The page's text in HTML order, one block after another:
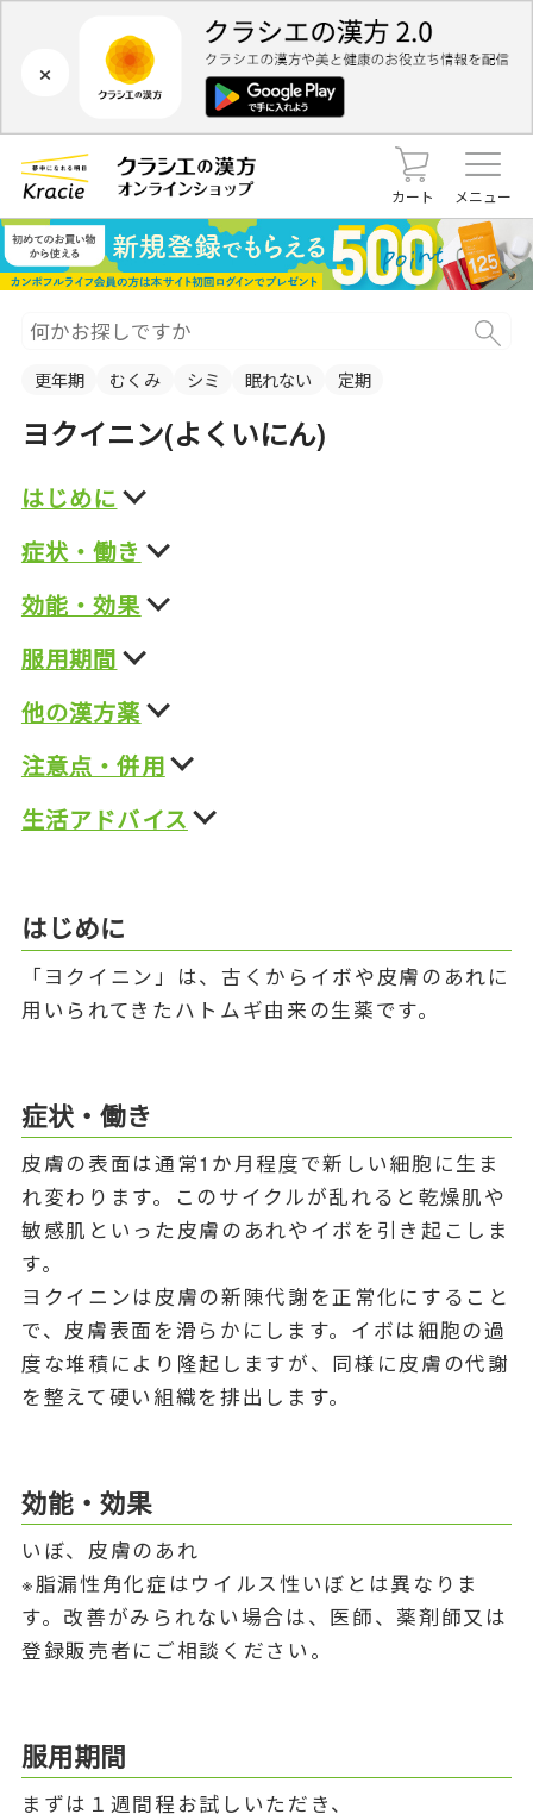
×
カート メニュー
更年期 むくみ シミ 眠れない 定期
ヨクイニン(よくいにん)
はじめに
症状・働き
効能・効果
服用期間
他の漢方薬
注意点・併用
生活アドバイス
はじめに
「ヨクイニン」は、古くからイボや皮膚のあれに
用いられてきたハトムギ由来の生薬です。
症状・働き
皮膚の表面は通常1か月程度で新しい細胞に生ま
れ変わります。このサイクルが乱れると乾燥肌や
敏感肌といった皮膚のあれやイボを引き起こしま
す。
ヨクイニンは皮膚の新陳代謝を正常化にすること
で、皮膚表面を滑らかにします。イボは細胞の過
度な堆積により隆起しますが、同様に皮膚の代謝
を整えて硬い組織を排出します。
効能・効果
いぼ、皮膚のあれ
※脂漏性角化症はウイルス性いぼとは異なりま
す。改善がみられない場合は、医師、薬剤師又は
登録販売者にご相談ください。
服用期間
まずは１週間程お試しいただき、